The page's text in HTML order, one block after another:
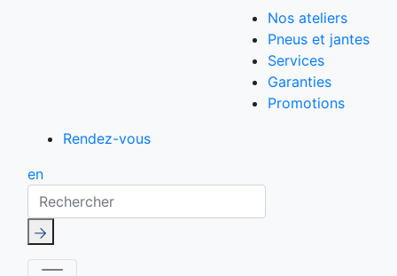
Nos ateliers
Pneus et jantes
Services
Garanties
Promotions
Rendez-vous
en
Rechercher